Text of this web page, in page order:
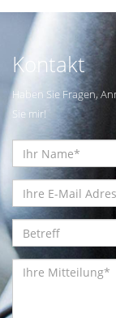
Kontakt
Haben Sie Fragen,
Sie mir!